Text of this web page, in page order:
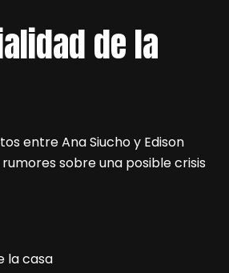
de la
entre Ana Siucho y Edison
sobre una posible crisis